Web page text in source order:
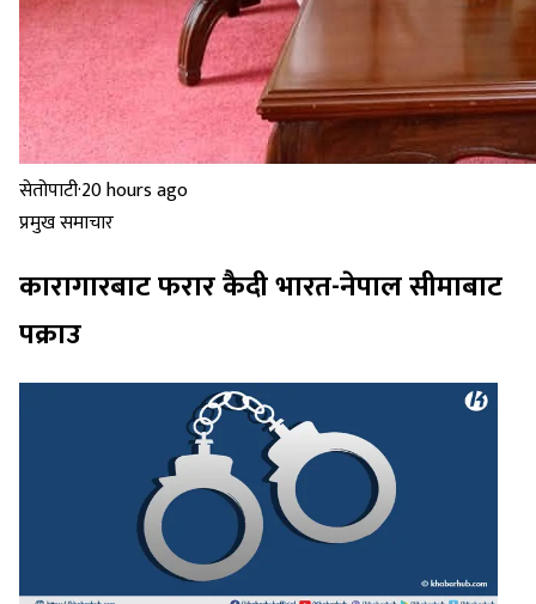
सेतोपाटी·20 hours ago
प्रमुख समाचार
कारागारबाट फरार कैदी भारत-नेपाल सीमाबाट
पक्राउ